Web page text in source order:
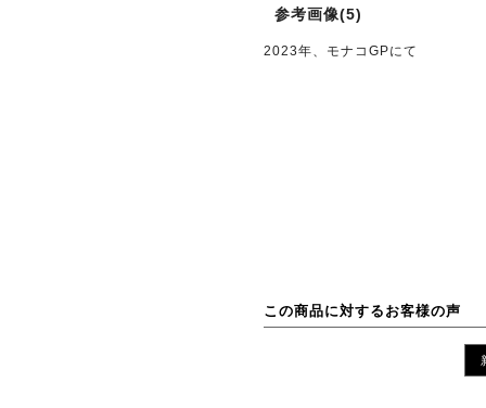
参考画像(5)
2023年、モナコGPにて
この商品に対するお客様の声